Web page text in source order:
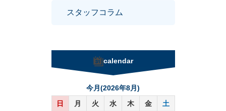
スタッフコラム
calendar
今月(2026年8月)
日
月 火 水 木 金
土